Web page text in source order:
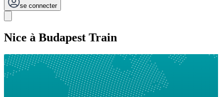
se connecter
Nice à Budapest Train